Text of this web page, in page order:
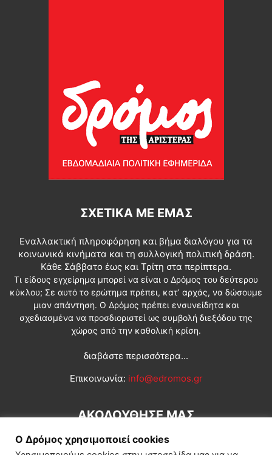
ΣΧΕΤΙΚΆ ΜΕ ΕΜΆΣ
Εναλλακτική πληροφόρηση και βήμα διαλόγου για τα
κοινωνικά κινήματα και τη συλλογική πολιτική δράση.
Κάθε Σάββατο έως και Τρίτη στα περίπτερα.
Τι είδους εγχείρημα μπορεί να είναι ο Δρόμος του δεύτερου
κύκλου; Σε αυτό το ερώτημα πρέπει, κατ’ αρχάς, να δώσουμε
μιαν απάντηση. Ο Δρόμος πρέπει ενσυνείδητα και
σχεδιασμένα να προσδιοριστεί ως συμβολή διεξόδου της
χώρας από την καθολική κρίση.
διαβάστε περισσότερα...
Επικοινωνία: info@edromos.gr
ΑΚΟΛΟΥΘΗΣΕ ΜΑΣ
Ο Δρόμος χρησιμοποιεί cookies